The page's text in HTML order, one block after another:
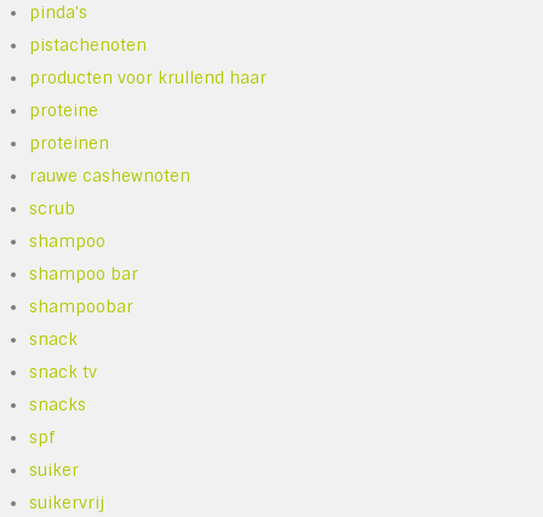
pinda's
pistachenoten
producten voor krullend haar
proteine
proteinen
rauwe cashewnoten
scrub
shampoo
shampoo bar
shampoobar
snack
snack tv
snacks
spf
suiker
suikervrij